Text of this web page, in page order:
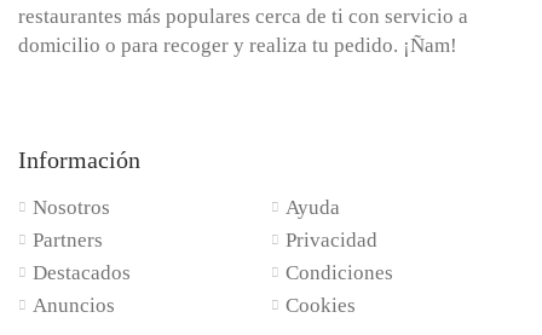
restaurantes más populares cerca de ti con servicio a
domicilio o para recoger y realiza tu pedido. ¡Ñam!
Información
Nosotros
Partners
Destacados
Anuncios
Ayuda
Privacidad
Condiciones
Cookies